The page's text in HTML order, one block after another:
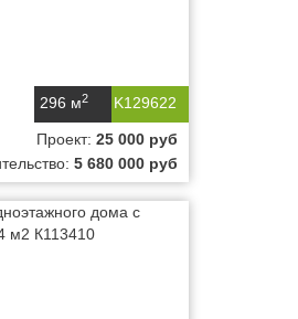
K129622
296 м2
Проект: 25 000 руб
5 680 000 руб